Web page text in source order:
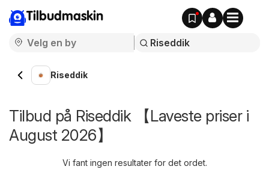
Tilbudmaskin
Riseddik
Tilbud på Riseddik 【Laveste priser i
August 2026】
Vi fant ingen resultater for det ordet.